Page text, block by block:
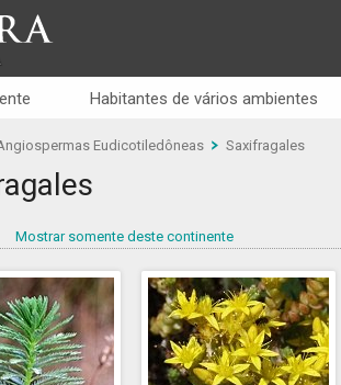
Habitantes de vários ambientes
Eudicotiledôneas Saxifragales
Mostrar somente deste continente